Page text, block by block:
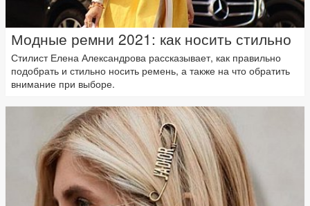
Модные ремни 2021: как носить стильно
Стилист Елена Александрова рассказывает, как правильно
подобрать и стильно носить ремень, а также на что обратить
внимание при выборе.